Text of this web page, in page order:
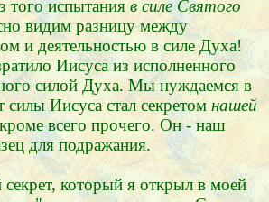
того испытания в силе Святого
видим разницу между
и деятельностью в силе Духа!
Иисуса из исполненного
силой Духа. Мы нуждаемся в
силы Иисуса стал секретом нашей
всего прочего. Он - наш
для подражания.
который я открыл в моей